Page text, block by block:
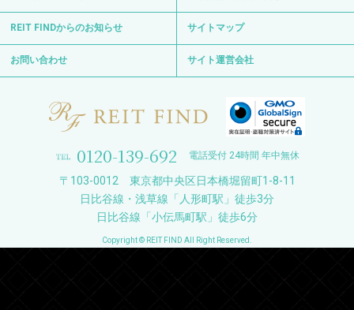
REIT FINDからのお知らせ サイトマップ
お問い合わせ サイト運営会社
0120-139-692 電話受付 24時間 年中無休
〒103-0012 東京都中央区日本橋堀留町1-8-11
日比谷線・浅草線「人形町駅」徒歩3分
日比谷線「小伝馬町駅」徒歩6分
Copyright © REIT FIND All Right Reserved.